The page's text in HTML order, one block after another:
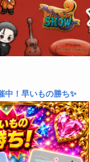
中！早いもの勝ち✨